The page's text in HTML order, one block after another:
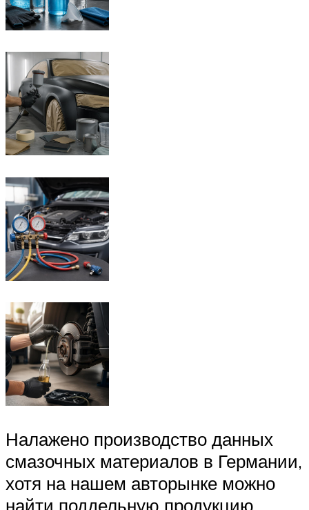
Налажено производство данных
смазочных материалов в Германии,
хотя на нашем авторынке можно
найти поддельную продукцию.